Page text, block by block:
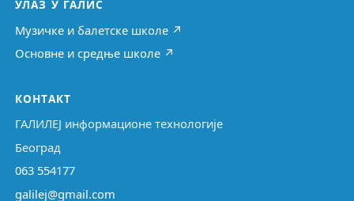
УЛАЗ У ГАЛИС
Музичке и балетске школе ↗
Основне и средње школе ↗
КОНТАКТ
ГАЛИЛЕЈ информационе технологије
Београд
063 554177
galilej@gmail.com